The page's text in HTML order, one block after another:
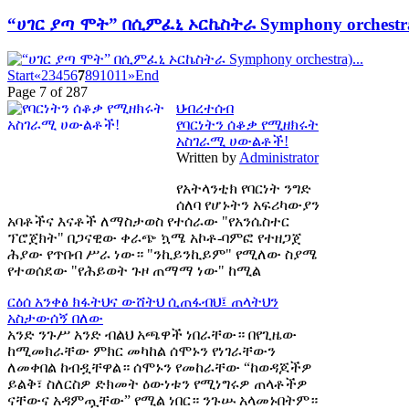
“ሀገር ያጣ ሞት” በሲምፈኒ ኦርኬስትራ Symphony
Start«234567891011 »End
Page 7 of 287
ህብረተሰብ
የባርነትን ሰቆቃ የሚዘክሩት
አስገራሚ ሀውልቶች!
Written by Administrator
የአትላንቲክ የባርነት ንግድ
ሰለባ የሆኑትን አፍሪካውያን
አባቶችና እናቶች ለማስታወስ የተሰራው "የአንሴስተር
ፕሮጀክት" በጋናዊው ቀራጭ ኳሜ አኮቶ-ባምፎ የተዘጋጀ
ሕያው የጥበብ ሥራ ነው። "ንኪይንኪይም" የሚለው ስያሜ
የተወሰደው "የሕይወት ጉዞ ጠማማ ነው" ከሚል
ርዕሰ አንቀፅ ክፋትህና ውሸትህ ሲጠፋብህ፤ ጠላትህን
አስታውሰኝ በለው
አንድ ንጉሥ አንድ ብልህ አጫዋች ነበራቸው። በየጊዜው
ከሚመክራቸው ምክር መካከል ሰሞኑን የነገራቸውን
ለመቀበል ከብዷቸዋል። ሰሞኑን የመከራቸው “ከወዳጆችዎ
ይልቅ፣ ስለርስዎ ድክመት ዕውነቱን የሚነግሩዎ ጠላቶችዎ
ናቸውና አዳምጧቸው” የሚል ነበር። ንጉሡ አላመኑበትም።